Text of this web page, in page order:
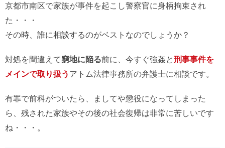
京都市南区で家族が事件を起こし警察官に身柄拘束され
た・・・
その時、誰に相談するのがベストなのでしょうか？
対処を間違えて窮地に陥る前に、今すぐ強姦と刑事事件を
メインで取り扱う アトム法律事務所の弁護士に相談です。
有罪で前科がついたら、ましてや懲役になってしまった
ら、残された家族やその後の社会復帰は非常に苦しいです
ね・・・。